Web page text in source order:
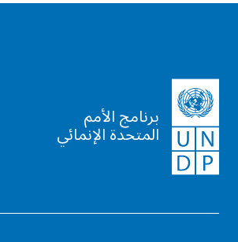
برنامج الأمم
المتحدة الإنمائي